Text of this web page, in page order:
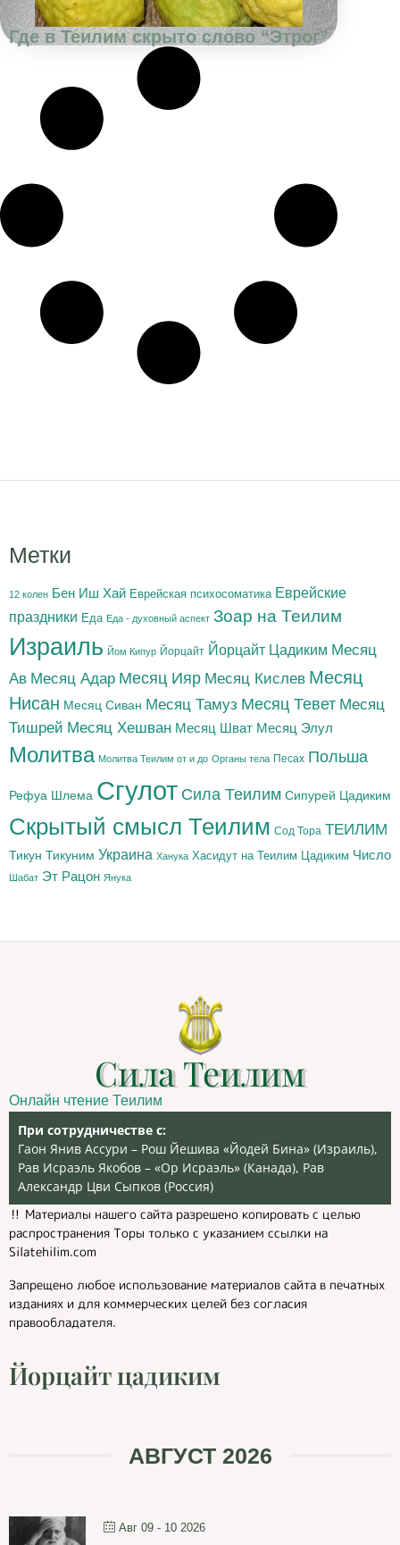
Где в Теилим скрыто слово “Этрог”
Метки
12 колен Бен Иш Хай Еврейская психосоматика Еврейские
праздники Еда Еда - духовный аспект Зоар на Теилим
Израиль Йом Кипур Йорцайт Йорцайт Цадиким Месяц
Ав Месяц Адар Месяц Ияр Месяц Кислев Месяц
Нисан Месяц Сиван Месяц Тамуз Месяц Тевет Месяц
Тишрей Месяц Хешван Месяц Шват Месяц Элул
Молитва Молитва Теилим от и до Органы тела Песах Польша
Рефуа Шлема Сгулот Сила Теилим Сипурей Цадиким
Скрытый смысл Теилим Сод Тора ТЕИЛИМ
Тикун Тикуним Украина Ханука Хасидут на Теилим Цадиким Число
Шабат Эт Рацон Янука
Сила Теилим
Онлайн чтение Теилим
При сотрудничестве с:
Гаон Янив Ассури – Рош Йешива «Йодей Бина» (Израиль),
Рав Исраэль Якобов – «Ор Исраэль» (Канада), Рав
Александр Цви Сыпков (Россия)
‼️ Материалы нашего сайта разрешено копировать с целью
распространения Торы только с указанием ссылки на
Silatehilim.com
Запрещено любое использование материалов сайта в печатных
изданиях и для коммерческих целей без согласия
правообладателя.
Йорцайт цадиким
АВГУСТ 2026
Авг 09 - 10 2026